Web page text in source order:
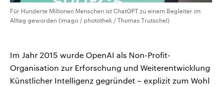
Für Hunderte Millionen Menschen ist ChatGPT zu einem Begleiter im
Alltag geworden (imago / photothek / Thomas Trutschel)
Im Jahr 2015 wurde OpenAI als Non-Profit-
Organisation zur Erforschung und Weiterentwicklung
Künstlicher Intelligenz gegründet – explizit zum Wohl